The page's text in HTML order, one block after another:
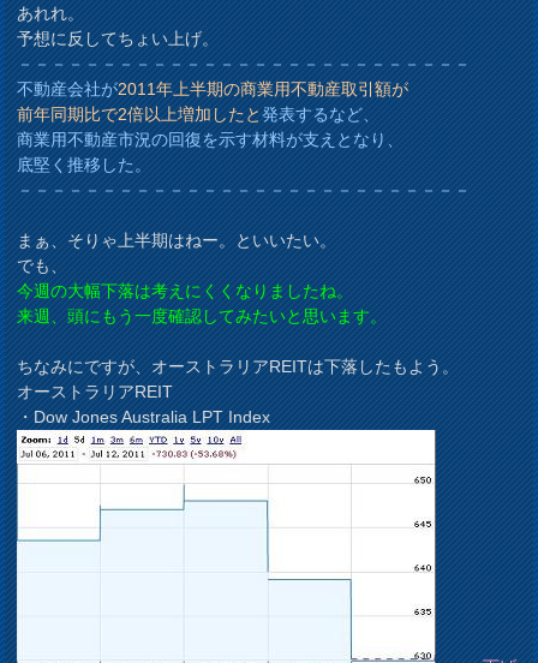
あれれ。
予想に反してちょい上げ。
－－－－－－－－－－－－－－－－－－－－－－－－－－－
不動産会社が2011年上半期の商業用不動産取引額が
前年同期比で2倍以上増加したと発表するなど、
商業用不動産市況の回復を示す材料が支えとなり、
底堅く推移した。
－－－－－－－－－－－－－－－－－－－－－－－－－－－
まぁ、そりゃ上半期はねー。といいたい。
でも、
今週の大幅下落は考えにくくなりましたね。
来週、頭にもう一度確認してみたいと思います。
ちなみにですが、オーストラリアREITは下落したもよう。
オーストラリアREIT
・Dow Jones Australia LPT Index